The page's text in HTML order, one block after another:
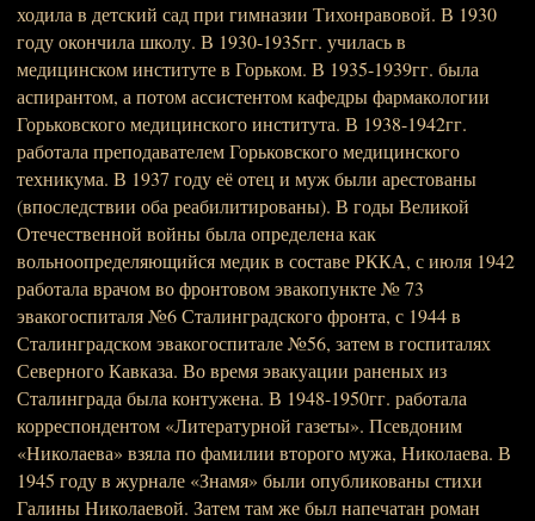
ходила в детский сад при гимназии Тихонравовой. В 1930
году окончила школу. В 1930-1935гг. училась в
медицинском институте в Горьком. В 1935-1939гг. была
аспирантом, а потом ассистентом кафедры фармакологии
Горьковского медицинского института. В 1938-1942гг.
работала преподавателем Горьковского медицинского
техникума. В 1937 году её отец и муж были арестованы
(впоследствии оба реабилитированы). В годы Великой
Отечественной войны была определена как
вольноопределяющийся медик в составе РККА, с июля 1942
работала врачом во фронтовом эвакопункте № 73
эвакогоспиталя №6 Сталинградского фронта, с 1944 в
Сталинградском эвакогоспитале №56, затем в госпиталях
Северного Кавказа. Во время эвакуации раненых из
Сталинграда была контужена. В 1948-1950гг. работала
корреспондентом «Литературной газеты». Псевдоним
«Николаева» взяла по фамилии второго мужа, Николаева. В
1945 году в журнале «Знамя» были опубликованы стихи
Галины Николаевой. Затем там же был напечатан роман